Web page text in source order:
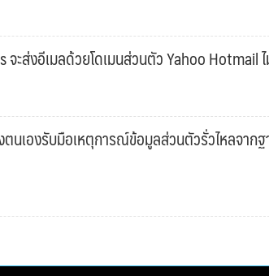
ะส่งอีเมลด้วยโดเมนส่วนตัว Yahoo Hotmail
นเองรับมือเหตุการณ์ข้อมูลส่วนตัวรั่วไหลจาก